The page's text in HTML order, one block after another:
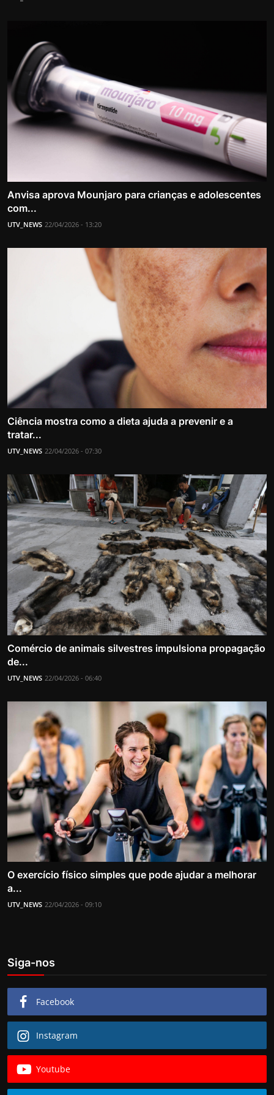
Anvisa aprova Mounjaro para crianças e adolescentes
com...
UTV_NEWS 22/04/2026 - 13:20
Ciência mostra como a dieta ajuda a prevenir e a
tratar...
UTV_NEWS 22/04/2026 - 07:30
Comércio de animais silvestres impulsiona propagação
de...
UTV_NEWS 22/04/2026 - 06:40
O exercício físico simples que pode ajudar a melhorar
a...
UTV_NEWS 22/04/2026 - 09:10
Siga-nos
Facebook
Instagram
Youtube